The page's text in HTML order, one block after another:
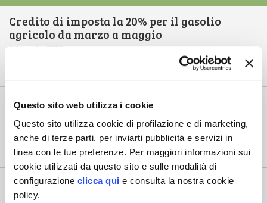
Questo sito web utilizza i cookie
Questo sito utilizza cookie di profilazione e di marketing,
anche di terze parti, per inviarti pubblicità e servizi in
linea con le tue preferenze. Per maggiori informazioni sui
cookie utilizzati da questo sito e sulle modalità di
configurazione clicca qui e consulta la nostra cookie
policy.
Credito di imposta la 20% per il gasolio
agricolo da marzo a maggio
6 Agosto 2026
Arriva una boccata d’ossigeno fondamentale per il
comparto primario italiano,...
Il “ColtivaItalia” passa e va all’esame del
Senato
6 Agosto 2026
“Oggi 6 agosto, la Camera ha approvato il Coltivaitalia,
il provvedimen...
Mercato in crescita per l’agricoltura 4.0
5 Agosto 2026